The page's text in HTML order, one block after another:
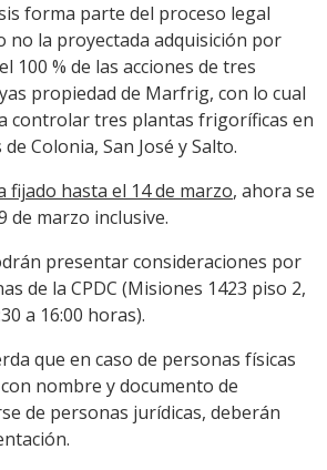
forma parte del proceso legal
no la proyectada adquisición por
100 % de las acciones de tres
propiedad de Marfrig, con lo cual
controlar tres plantas frigoríficas en
Colonia, San José y Salto.
fijado hasta el 14 de marzo, ahora se
de marzo inclusive.
presentar consideraciones por
de la CPDC (Misiones 1423 piso 2,
a 16:00 horas).
que en caso de personas físicas
nombre y documento de
de personas jurídicas, deberán